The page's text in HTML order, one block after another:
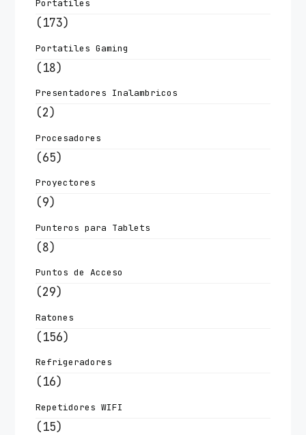
Portatiles
(173)
Portatiles Gaming
(18)
Presentadores Inalambricos
(2)
Procesadores
(65)
Proyectores
(9)
Punteros para Tablets
(8)
Puntos de Acceso
(29)
Ratones
(156)
Refrigeradores
(16)
Repetidores WIFI
(15)